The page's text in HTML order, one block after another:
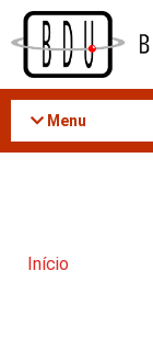
Acessar
conteúdo
Menu
Início